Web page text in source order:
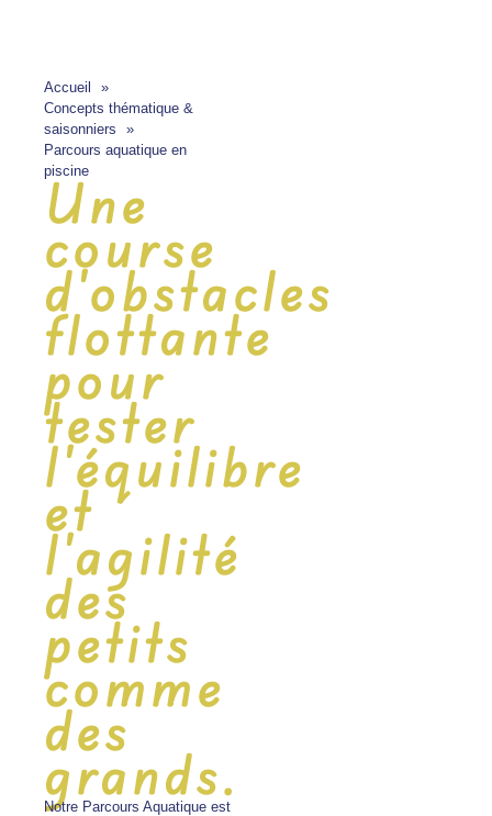
Accueil
Concepts thématique &
saisonniers
Parcours aquatique en
piscine
Une
course
d'obstacles
flottante
pour
tester
l'équilibre
et
l'agilité
des
petits
comme
des
grands.
Notre Parcours Aquatique est